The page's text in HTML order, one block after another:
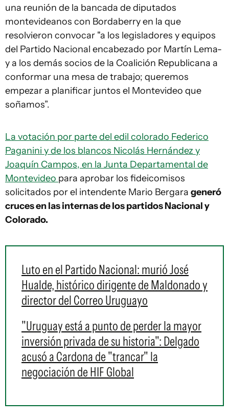
una reunión de la bancada de diputados
montevideanos con Bordaberry en la que
resolvieron convocar "a los legisladores y equipos
del Partido Nacional encabezado por Martín Lema-
y a los demás socios de la Coalición Republicana a
conformar una mesa de trabajo; queremos
empezar a planificar juntos el Montevideo que
soñamos”.
La votación por parte del edil colorado Federico
Paganini y de los blancos Nicolás Hernández y
Joaquín Campos, en la Junta Departamental de
Montevideo para aprobar los fideicomisos
solicitados por el intendente Mario Bergara generó
cruces en las internas de los partidos Nacional y
Colorado.
Luto en el Partido Nacional: murió José
Hualde, histórico dirigente de Maldonado y
director del Correo Uruguayo
"Uruguay está a punto de perder la mayor
inversión privada de su historia": Delgado
acusó a Cardona de "trancar" la
negociación de HIF Global